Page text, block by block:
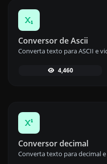
Conversor de Ascii
4,460
Conversor decimal